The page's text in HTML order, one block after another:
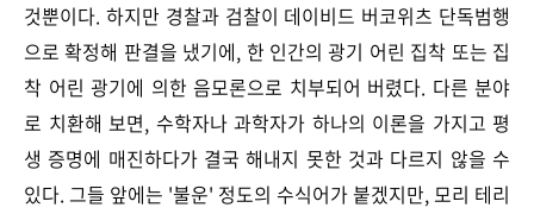
것뿐이다. 하지만 경찰과 검찰이 데이비드 버코위츠 단독범행
으로 확정해 판결을 냈기에, 한 인간의 광기 어린 집착 또는 집
착 어린 광기에 의한 음모론으로 치부되어 버렸다. 다른 분야
로 치환해 보면, 수학자나 과학자가 하나의 이론을 가지고 평
생 증명에 매진하다가 결국 해내지 못한 것과 다르지 않을 수
있다. 그들 앞에는 '불운' 정도의 수식어가 붙겠지만, 모리 테리